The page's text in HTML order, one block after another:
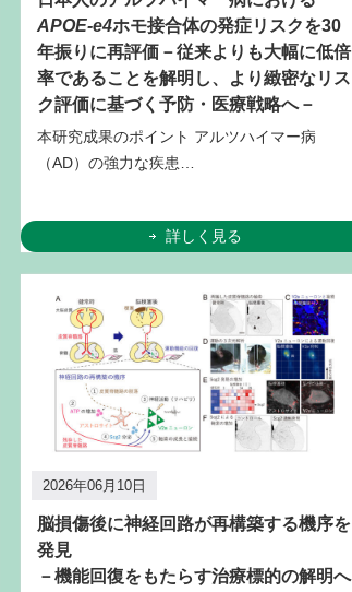
APOE-e4ホモ接合体の発症リスクを30
年振りに再評価－従来よりも大幅に低倍
率であることを解明し、より緻密なリス
ク評価に基づく予防・医療戦略へ－
本研究成果のポイント アルツハイマー病
（AD）の強力な疾患…
詳しく見る
2026年06月10日
脳損傷後に神経回路が再構築する機序を
発見
－機能回復をもたらす治療標的の解明へ